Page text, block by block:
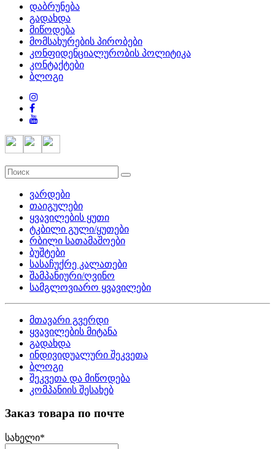
დაბრუნება
გადახდა
მიწოდება
მომსახურების პირობები
კონფიდენციალურობის პოლიტიკა
კონტაქტები
ბლოგი
ვარდები
თაიგულები
ყვავილების ყუთი
ტკბილი გული/ყუთები
რბილი სათამაშოები
ბუშტები
სასაჩუქრე კალათები
შამპანიური/ღვინო
სამგლოვიარო ყვავილები
მთავარი გვერდი
ყვავილების მიტანა
გადახდა
ინდივიდუალური შეკვეთა
ბლოგი
შეკვეთა და მიწოდება
კომპანიის შესახებ
Заказ товара по почте
სახელი*